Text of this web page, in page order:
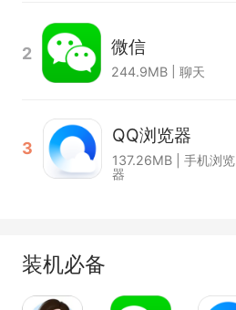
2 微信
244.9MB | 聊天
3
QQ浏览器
137.26MB | 手机浏览
器
装机必备